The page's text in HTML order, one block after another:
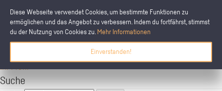
Diese Webseite verwendet Cookies, um bestimmte Funktionen zu
ermöglichen und das Angebot zu verbessern. Indem du fortfährst, stimmst
du der Nutzung von Cookies zu. Mehr Informationen
Einverstanden!
schülerpraktikum.de
Ihr Profil
Suche